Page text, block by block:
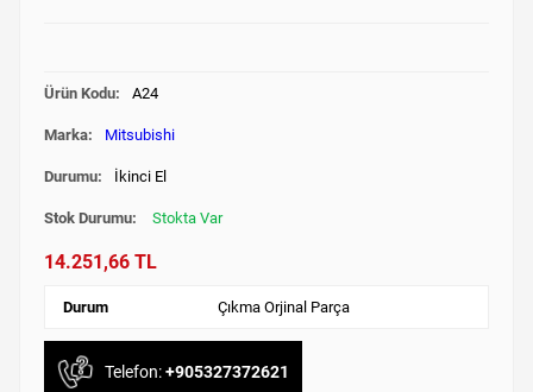
Ürün Kodu: A24
Marka: Mitsubishi
Durumu: İkinci El
Stok Durumu: Stokta Var
14.251,66 TL
Durum Çıkma Orjinal Parça
Telefon:+905327372621